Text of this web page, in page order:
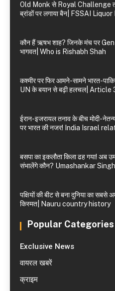
Old Monk से Royal Challenge
ब्रांडों पर लगाया बैन| FSSAI
कौन हैं ऋषभ शाह? जिनके मंच पर
भागवत| Who is Rishabh Shah
कश्मीर पर फिर आमने-सामने भारत-
UN के बयान से बढ़ी हलचल|
ईरान-इजरायल तनाव के बीच मोदी-
पर भारत की नजर! India Israel
बसपा का इकलौता किला ढह गया! अब
संभालेंगे कौन? Umashankar
पक्षियों की बीट से बना दुनिया का सबसे
किस्मत| Nauru country history
Popular Categories
Exclusive News
वायरल खबरें
क्राइम